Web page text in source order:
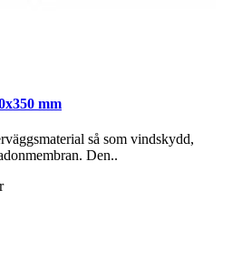
mm
så som vindskydd,
Den..